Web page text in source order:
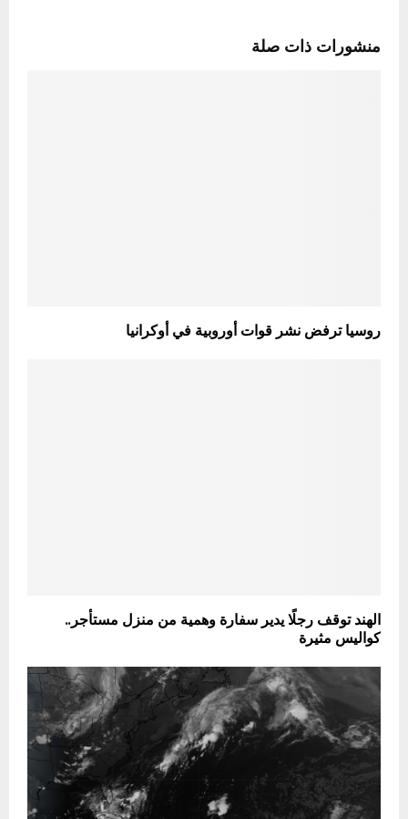
منشورات ذات صلة
روسيا ترفض نشر قوات أوروبية في أوكرانيا
الهند توقف رجلًا يدير سفارة وهمية من منزل مستأجر..
كواليس مثيرة